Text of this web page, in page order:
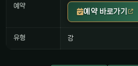
예약
예약 바로가기
유형 강